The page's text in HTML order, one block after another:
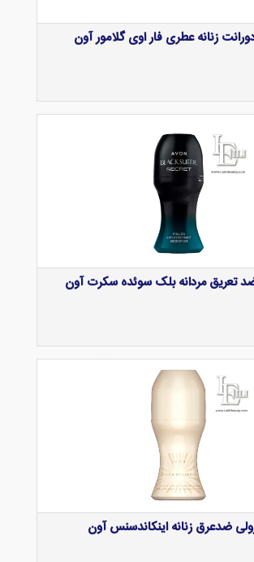
زنانه عطری فار اوی گلامور آون
تعریق مردانه بلک سوئده سکرت آون
ضدعرق زنانه اینکاندسنس آون